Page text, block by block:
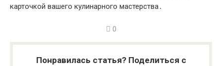
карточкой вашего кулинарного мастерства․
0
Понравилась статья? Поделиться с